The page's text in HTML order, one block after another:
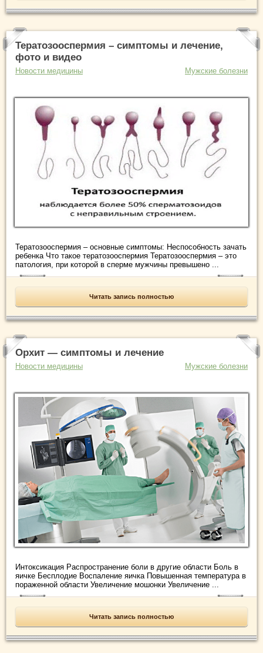
Тератозооспермия – симптомы и лечение,
фото и видео
Новости медицины Мужские болезни
Тератозооспермия – основные симптомы: Неспособность зачать
ребенка Что такое тератозооспермия Тератозооспермия – это
патология, при которой в сперме мужчины превышено ...
Читать запись полностью
Орхит — симптомы и лечение
Новости медицины Мужские болезни
Интоксикация Распространение боли в другие области Боль в
яичке Бесплодие Воспаление яичка Повышенная температура в
пораженной области Увеличение мошонки Увеличение ...
Читать запись полностью